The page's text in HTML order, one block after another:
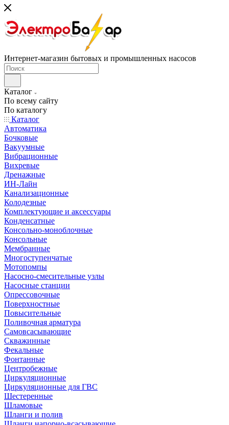
Интернет-магазин бытовых и промышленных насосов
Каталог
По всему сайту
По каталогу
Каталог
Автоматика
Бочковые
Вакуумные
Вибрационные
Вихревые
Дренажные
ИН-Лайн
Канализационные
Колодезные
Комплектующие и аксессуары
Конденсатные
Консольно-моноблочные
Консольные
Мембранные
Многоступенчатые
Мотопомпы
Насосно-смесительные узлы
Насосные станции
Опрессовочные
Поверхностные
Повысительные
Поливочная арматура
Самовсасывающие
Скважинные
Фекальные
Фонтанные
Центробежные
Циркуляционные
Циркуляционные для ГВС
Шестеренные
Шламовые
Шланги и полив